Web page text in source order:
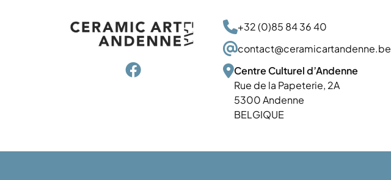

+32 (0)85 84 36 40
@contact@ceramicartandenne.be
Centre Culturel d’Andenne
Rue de la Papeterie, 2A
5300 Andenne
BELGIQUE